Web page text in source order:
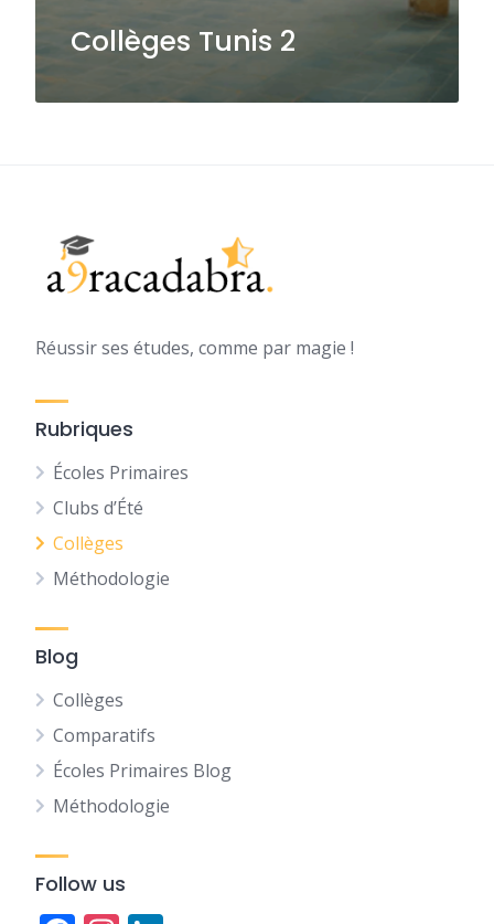
Collèges Tunis 2
Réussir ses études, comme par magie !
Rubriques
Écoles Primaires
Clubs d’Été
Collèges
Méthodologie
Blog
Collèges
Comparatifs
Écoles Primaires Blog
Méthodologie
Follow us